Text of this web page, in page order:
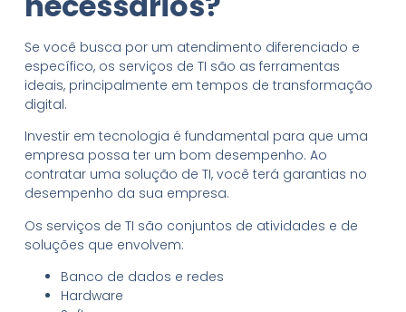
Se você busca por um atendimento diferenciado e
específico, os serviços de TI são as ferramentas
ideais, principalmente em tempos de transformação
digital.
Investir em tecnologia é fundamental para que uma
empresa possa ter um bom desempenho. Ao
contratar uma solução de TI, você terá garantias no
desempenho da sua empresa.
Os serviços de TI são conjuntos de atividades e de
soluções que envolvem:
Banco de dados e redes
Hardware